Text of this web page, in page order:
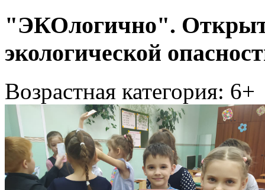
"ЭКОлогично".
экологической
Возрастная категория: 6+